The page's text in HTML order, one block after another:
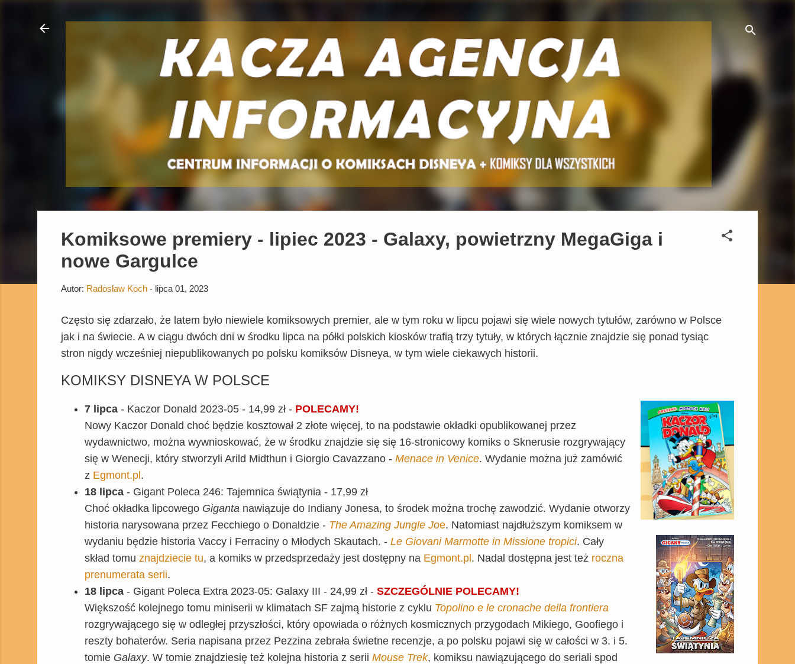
Komiksowe premiery - lipiec 2023 - Galaxy, powietrzny MegaGiga i
nowe Gargulce
Autor: Radosław Koch - lipca 01, 2023
Często się zdarzało, że latem było niewiele komiksowych premier, ale w tym roku w lipcu pojawi się wiele nowych tytułów, zarówno w Polsce
jak i na świecie. A w ciągu dwóch dni w środku lipca na półki polskich kiosków trafią trzy tytuły, w których łącznie znajdzie się ponad tysiąc
stron nigdy wcześniej niepublikowanych po polsku komiksów Disneya, w tym wiele ciekawych historii.
KOMIKSY DISNEYA W POLSCE
7 lipca - Kaczor Donald 2023-05 - 14,99 zł - POLECAMY!
Nowy Kaczor Donald choć będzie kosztował 2 złote więcej, to na podstawie okładki opublikowanej przez
wydawnictwo, można wywnioskować, że w środku znajdzie się się 16-stronicowy komiks o Sknerusie rozgrywający
się w Wenecji, który stworzyli Arild Midthun i Giorgio Cavazzano - Menace in Venice. Wydanie można już zamówić
z Egmont.pl.
18 lipca - Gigant Poleca 246: Tajemnica świątynia - 17,99 zł
Choć okładka lipcowego Giganta nawiązuje do Indiany Jonesa, to środek można trochę zawodzić. Wydanie otworzy
historia narysowana przez Fecchiego o Donaldzie - The Amazing Jungle Joe. Natomiast najdłuższym komiksem w
wydaniu będzie historia Vaccy i Ferraciny o Młodych Skautach. - Le Giovani Marmotte in Missione tropici. Cały
skład tomu znajdziecie tu, a komiks w przedsprzedaży jest dostępny na Egmont.pl. Nadal dostępna jest też roczna
prenumerata serii.
18 lipca - Gigant Poleca Extra 2023-05: Galaxy III - 24,99 zł - SZCZEGÓLNIE POLECAMY!
Większość kolejnego tomu miniserii w klimatach SF zajmą historie z cyklu Topolino e le cronache della frontiera
rozgrywającego się w odległej przyszłości, który opowiada o różnych kosmicznych przygodach Mikiego, Goofiego i
reszty bohaterów. Seria napisana przez Pezzina zebrała świetne recenzje, a po polsku pojawi się w całości w 3. i 5.
tomie Galaxy. W tomie znajdziesię też kolejna historia z serii Mouse Trek, komiksu nawiązującego do seriali spod